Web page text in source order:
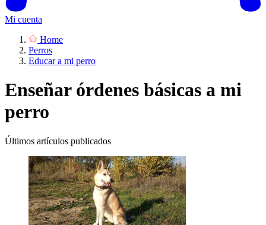
Mi cuenta
Home
Perros
Educar a mi perro
Enseñar órdenes básicas a mi
perro
Últimos artículos publicados